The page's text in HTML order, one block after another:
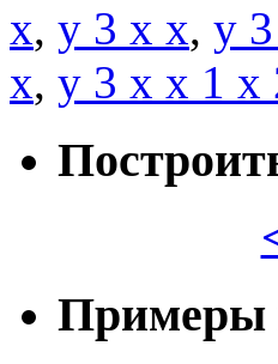
x, y 3 x x, y
x, y 3 x x 1 x
Примеры